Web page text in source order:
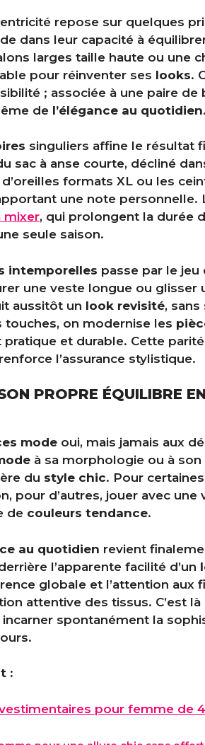
repose sur quelques
dans leur capacité à
larges taille haute ou une
pour réinventer ses looks.
; associée à une paire
de l’élégance au quotidien.
singuliers affine le résultat
sac à anse courte, décliné
formats XL ou les
une note personnelle.
mixer, qui prolongent la durée
seule saison.
intemporelles passe par le
une veste longue ou glisser
aussitôt un look revisité,
touches, on modernise les
et durable. Cette
l’assurance stylistique.
PROPRE ÉQUILIBRE
mode oui, mais jamais aux
à sa morphologie ou à
du style chic. Pour
pour d’autres, jouer avec
de couleurs tendance.
au quotidien revient
l’apparente facilité d’un
globale et l’attention aux
attentive des tissus. C’est
spontanément la
:
pour femme de